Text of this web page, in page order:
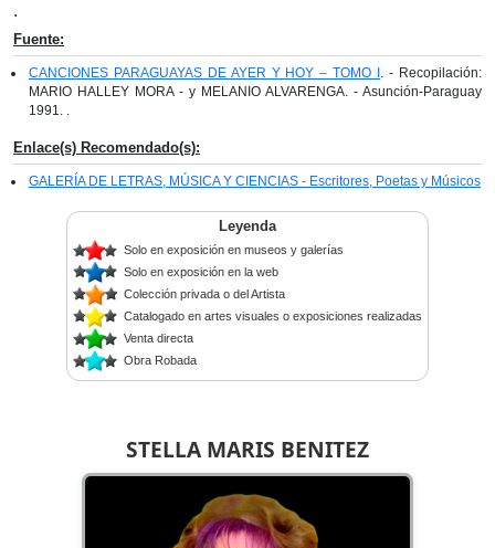
STELLA MARIS BENITEZ
.
Fuente:
CANCIONES PARAGUAYAS DE AYER Y HOY – TOMO I . - Recopilación:
MARIO HALLEY MORA - y MELANIO ALVARENGA. - Asunción-Paraguay
1991. .
Enlace(s) Recomendado(s):
GALERÍA DE LETRAS, MÚSICA Y CIENCIAS - Escritores, Poetas y Músicos
Leyenda
Solo en exposición en museos y galerías
Solo en exposición en la web
Colección privada o del Artista
Catalogado en artes visuales o exposiciones realizadas
Venta directa
Obra Robada